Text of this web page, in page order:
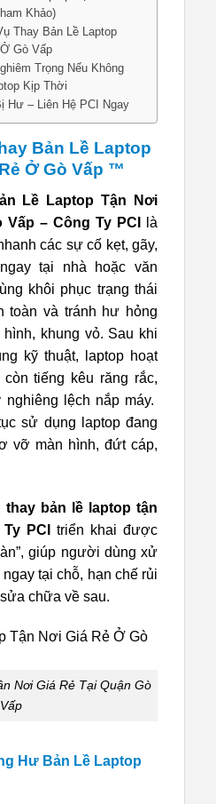
Khảo)
Thay Bản Lề Laptop
Gò Vấp
Trọng Nếu Không
Kịp Thời
Hư – Liên Hệ PCI Ngay
Bản Lề Laptop
Ở Gò Vấp ™
Lề Laptop Tận Nơi
Vấp – Công Ty PCI
là
các sự cố kẹt, gãy,
tại nhà hoặc văn
khôi phục trạng thái
toàn và tránh hư hỏng
khung vỏ. Sau khi
kỹ thuật, laptop hoạt
tiếng kêu răng rắc,
nghiêng lệch nắp máy.
sử dụng laptop đang
vỡ màn hình, đứt cáp,
thay bản lề laptop tận
PCI
triển khai được
giúp người dùng xử
tại chỗ, hạn chế rủi
chữa về sau.
Nơi Giá Rẻ Tại Quận Gò
Vấp
Hư Bản Lề Laptop